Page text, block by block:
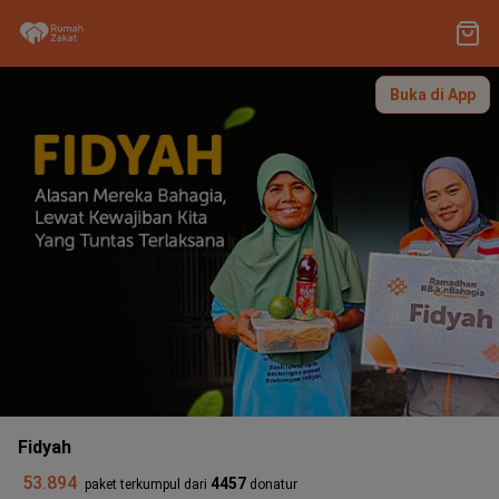
Buka di App
Fidyah
53.894 paket terkumpul dari 4457 donatur